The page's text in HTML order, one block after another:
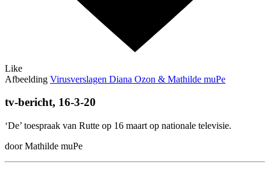
Like
Afbeelding Virusverslagen Diana Ozon & Mathilde muPe
tv-bericht, 16-3-20
‘De’ toespraak van Rutte op 16 maart op nationale televisie.
door Mathilde muPe